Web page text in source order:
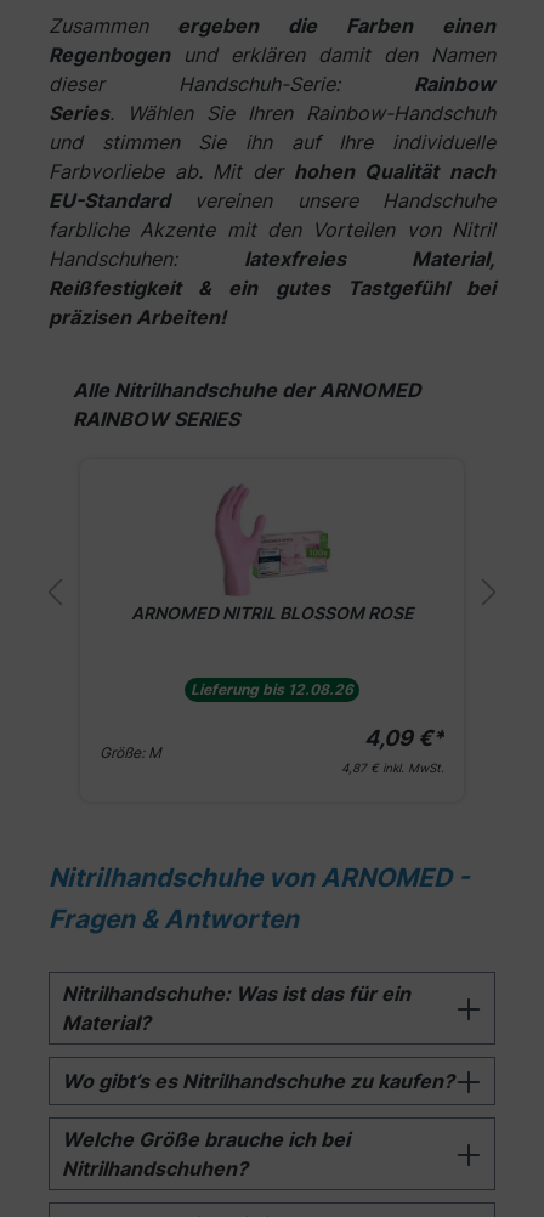
Zusammen ergeben die Farben einen
Regenbogenund erklären damit den Namen
dieser Handschuh-Serie: Rainbow
Series.
Wählen Sie Ihren Rainbow-Handschuh
und stimmen Sie ihn auf Ihre individuelle
Farbvorliebe ab. Mit der hohen Qualität nach
EU-Standardvereinen unsere Handschuhe
farbliche Akzente mit den Vorteilen von Nitril
Handschuhen: latexfreies Material,
Reißfestigkeit & ein gutes Tastgefühl bei
präzisen Arbeiten!
Produktgalerie überspringen
Alle Nitrilhandschuhe der ARNOMED
RAINBOW SERIES
ARNOMED NITRIL ICE BLUE
Lieferung bis 12.08.26
Größe: M
4,09 €*
4,87 €inkl. MwSt.
Nitrilhandschuhe von ARNOMED -
Fragen & Antworten
Nitrilhandschuhe: Was ist das für ein
Material?
Wo gibt’s es Nitrilhandschuhe zu kaufen?
Welche Größe brauche ich bei
Nitrilhandschuhen?